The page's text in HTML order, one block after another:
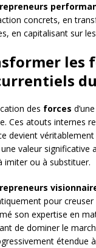
concrets, en
en capitalisant sur
les
des forces
Ces atouts internes
devient
valeur significative
imiter ou à substituer.
pour creuser
son expertise en
de dominer le
étendue